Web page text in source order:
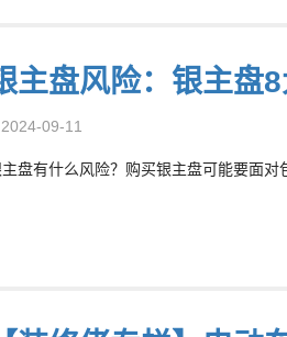
主盘风险：银主盘8
2024-09-11
盘有什么风险？购买银主盘可能要面